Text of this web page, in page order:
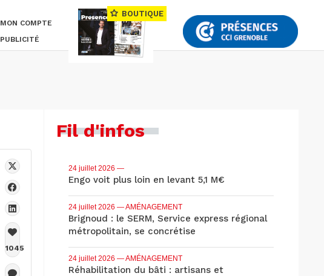
MON COMPTE
PUBLICITÉ
BOUTIQUE
1045
Fil d'infos
24 juillet 2026 —
Engo voit plus loin en levant 5,1 M€
24 juillet 2026 — AMÉNAGEMENT
Brignoud : le SERM, Service express régional
métropolitain, se concrétise
24 juillet 2026 — AMÉNAGEMENT
Réhabilitation du bâti : artisans et